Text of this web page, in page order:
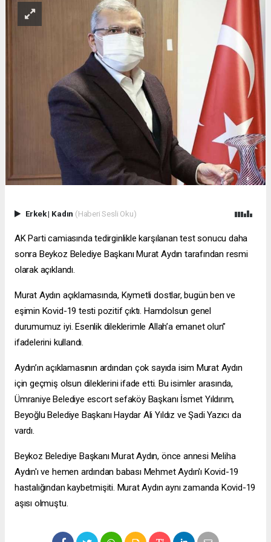
Erkek| Kadın (Haberi Sesli Oku)
AK Parti camiasında tedirginlikle karşılanan test sonucu daha
sonra Beykoz Belediye Başkanı Murat Aydın tarafından resmi
olarak açıklandı.
Murat Aydın açıklamasında, Kıymetli dostlar, bugün ben ve
eşimin Kovid-19 testi pozitif çıktı. Hamdolsun genel
durumumuz iyi. Esenlik dileklerimle Allah’a emanet olun”
ifadelerini kullandı.
Aydın’ın açıklamasının ardından çok sayıda isim Murat Aydın
için geçmiş olsun dileklerini ifade etti. Bu isimler arasında,
Ümraniye Belediye escort sefaköyBaşkanı İsmet Yıldırım,
Beyoğlu Belediye Başkanı Haydar Ali Yıldız ve Şadi Yazıcı da
vardı.
Beykoz Belediye Başkanı Murat Aydın, önce annesi Meliha
Aydın'ı ve hemen ardından babası Mehmet Aydın'ı Kovid-19
hastalığından kaybetmişiti. Murat Aydın aynı zamanda Kovid-19
aşısı olmuştu.